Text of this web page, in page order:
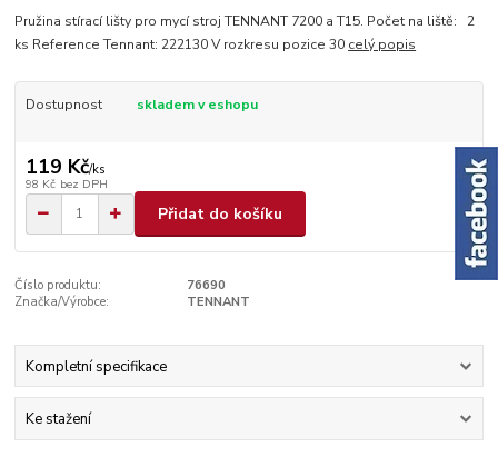
Pružina stírací lišty pro mycí stroj TENNANT 7200 a T15. Počet na liště: 2
ks Reference Tennant: 222130 V rozkresu pozice 30 celý popis
Dostupnost skladem v eshopu
119 Kč/ks
98 Kč bez DPH
Přidat do košíku
Číslo produktu:
76690
Značka/Výrobce:
TENNANT
Kompletní specifikace
Ke stažení